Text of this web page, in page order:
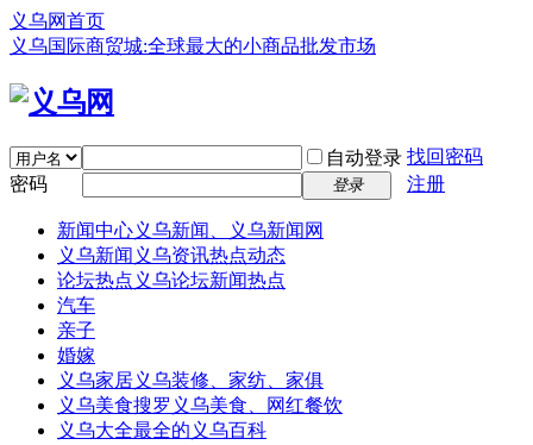
义乌网首页
义乌国际商贸城:全球最大的小商品批发市场
自动登录 找回密码
密码
登录 注册
新闻中心义乌新闻、义乌新闻网
义乌新闻 义乌资讯热点动态
论坛热点 义乌论坛新闻热点
汽车
亲子
婚嫁
义乌家居义乌装修、家纺、家俱
义乌美食搜罗义乌美食、网红餐饮
义乌大全最全的义乌百科